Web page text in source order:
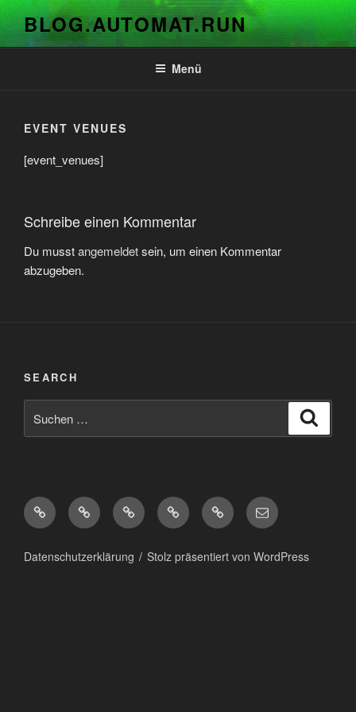
Zum
Inhalt
springen
BLOG.AUTOMAT.RUN
Menü
EVENT VENUES
[event_venues]
Schreibe einen Kommentar
Du musstangemeldetsein, um einen Kommentar
abzugeben.
SEARCH
nach:
Diaspora*PixelfedPeertubeMastodonMatrix eMail
Datenschutzerklärung Stolz präsentiert von WordPress